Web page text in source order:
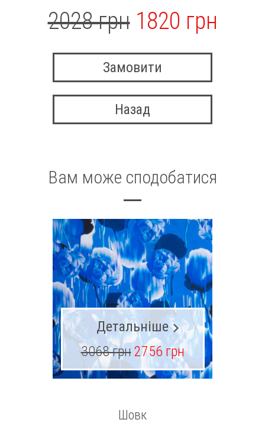
2028 грн 1820 грн
Замовити
Назад
Вам може сподобатися
Шовк
Детальніше
3068 грн2756 грн